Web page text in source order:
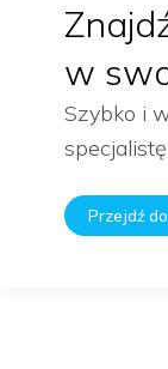
w
Szybko i
Przejdź